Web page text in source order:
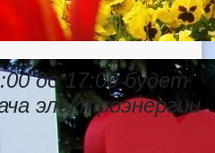
до 17:00 будет
электроэнергии